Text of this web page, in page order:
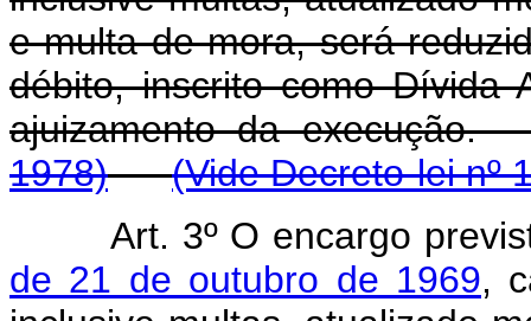
e multa de mora, será
débito, inscrito como Dívida
ajuizamento da
1978)
(Vide Decreto-lei nº
Art. 3º O encargo
de 21 de outubro de 1969,